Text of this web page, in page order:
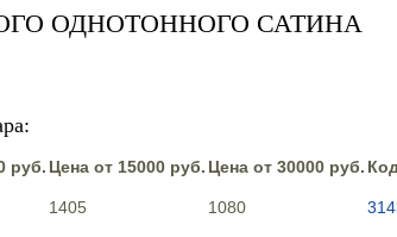
ОДНОТОННОГО САТИНА
руб. Цена от 15000 руб. Цена от 30000 руб.
1405 1080